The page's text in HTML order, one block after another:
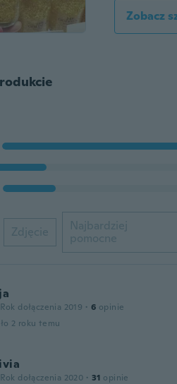
Zobacz
Zdjęcie
Najbardziej
pomocne
Rok dołączenia 2019 · 6 opinie
2 roku temu
Rok dołączenia 2020 · 31 opinie